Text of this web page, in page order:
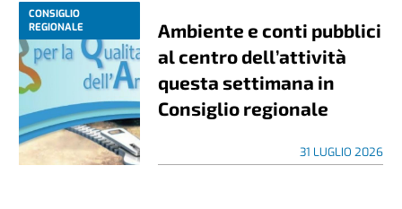
CONSIGLIO
REGIONALE
Ambiente e conti pubblici
al centro dell’attività
questa settimana in
Consiglio regionale
31 LUGLIO 2026